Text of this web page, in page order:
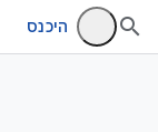
היכנס